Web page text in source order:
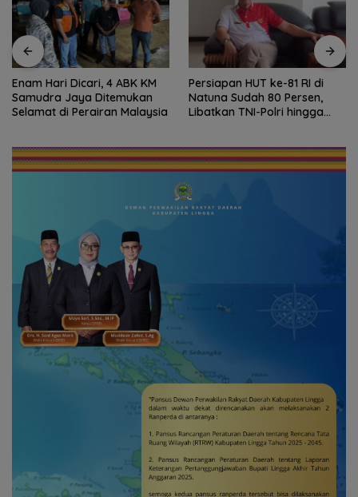
Persiapan HUT ke-81 RI di
Natuna Sudah 80 Persen,
Libatkan TNI-Polri hingga
Sekolah Kepulauan dan 3T
Kepri Dapat Perhatian
Khusus, Revitalisasi Capai